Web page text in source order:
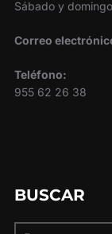
Sábado y
Correo
Teléfono:
955 62 26 38
BUSCAR
Buscar: